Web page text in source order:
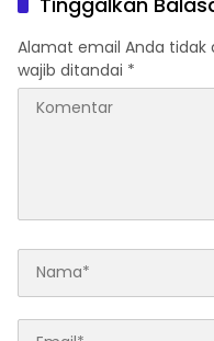
Alamat email Anda tidak
wajib ditandai *